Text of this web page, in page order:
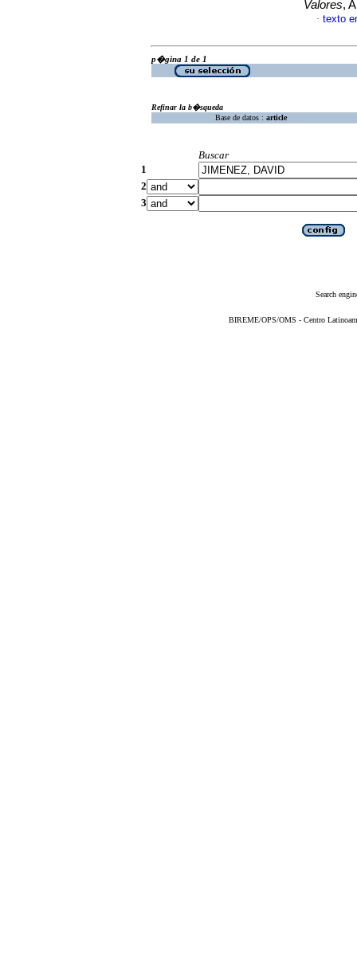
Valores,
· texto
p�gina 1 de 1
Refinar la b�squeda
Base de datos : article
Buscar
1
2
3
Search
BIREME/OPS/OMS - Centro